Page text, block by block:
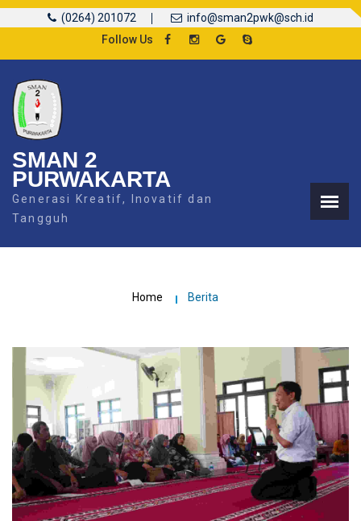
(0264) 201072
info@sman2pwk@sch.id
Follow Us
SMAN 2
PURWAKARTA
Generasi Kreatif, Inovatif dan
Tangguh
Home Berita